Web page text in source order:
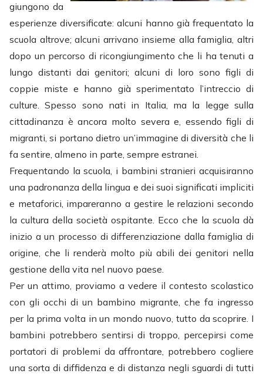
giungono da
esperienze diversificate: alcuni hanno già frequentato la
scuola altrove; alcuni arrivano insieme alla famiglia, altri
dopo un percorso di ricongiungimento che li ha tenuti a
lungo distanti dai genitori; alcuni di loro sono figli di
coppie miste e hanno già sperimentato l’intreccio di
culture. Spesso sono nati in Italia, ma la legge sulla
cittadinanza è ancora molto severa e, essendo figli di
migranti, si portano dietro un’immagine di diversità che li
fa sentire, almeno in parte, sempre estranei.
Frequentando la scuola, i bambini stranieri acquisiranno
una padronanza della lingua e dei suoi significati impliciti
e metaforici, impareranno a gestire le relazioni secondo
la cultura della società ospitante. Ecco che la scuola dà
inizio a un processo di differenziazione dalla famiglia di
origine, che li renderà molto più abili dei genitori nella
gestione della vita nel nuovo paese.
Per un attimo, proviamo a vedere il contesto scolastico
con gli occhi di un bambino migrante, che fa ingresso
per la prima volta in un mondo nuovo, tutto da scoprire. I
bambini potrebbero sentirsi di troppo, percepirsi come
portatori di problemi da affrontare, potrebbero cogliere
una sorta di diffidenza e di distanza negli sguardi di tutti